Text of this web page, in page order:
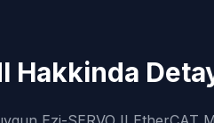
Hakkinda